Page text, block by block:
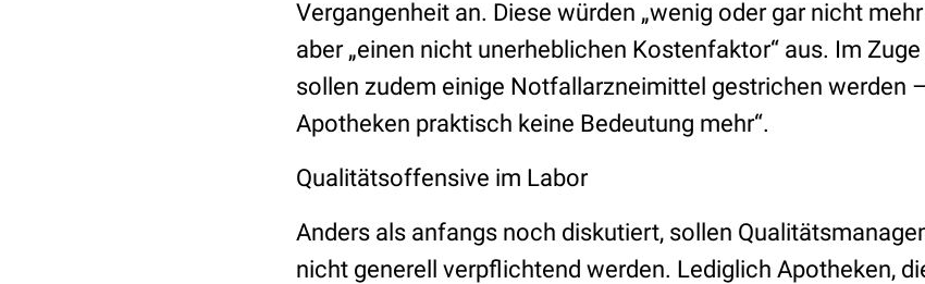
Vergangenheit an. Diese würden „wenig oder gar nicht
aber „einen nicht unerheblichen Kostenfaktor“ aus. Im
sollen zudem einige Notfallarzneimittel gestrichen werden
Apotheken praktisch keine Bedeutung mehr“.
Qualitätsoffensive im Labor
Anders als anfangs noch diskutiert, sollen
nicht generell verpflichtend werden. Lediglich Apotheken,